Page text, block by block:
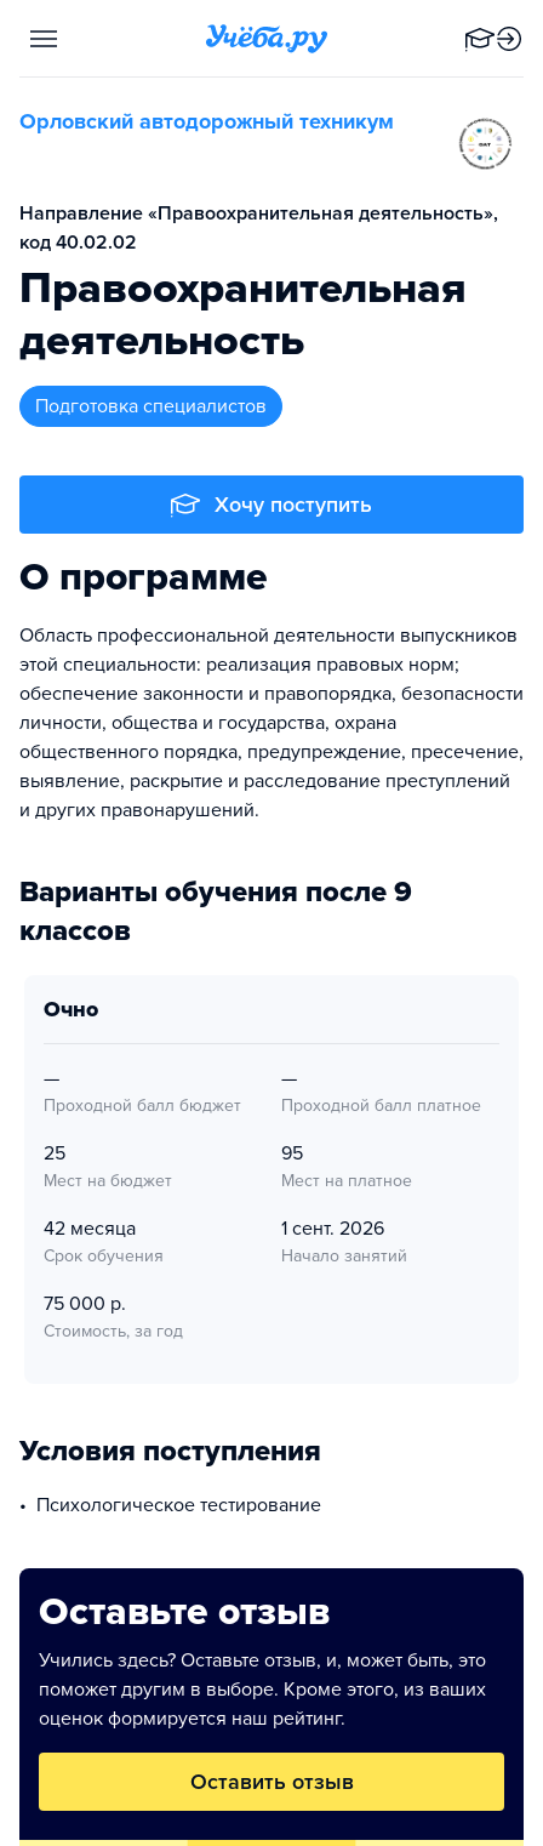
Орловский автодорожный техникум
Направление «Правоохранительная деятельность»,
код 40.02.02
Правоохранительная
деятельность
подготовка специалистов
Хочу поступить
О программе
Область профессиональной деятельности выпускников
этой специальности: реализация правовых норм;
обеспечение законности и правопорядка, безопасности
личности, общества и государства, охрана
общественного порядка, предупреждение, пресечение,
выявление, раскрытие и расследование преступлений
и других правонарушений.
Варианты обучения после 9
классов
очно
—
Проходной балл бюджет
—
Проходной балл платное
25
Мест на бюджет
95
Мест на платное
42 месяца
Срок обучения
1 сент. 2026
Начало занятий
75 000 р.
Стоимость, за год
Условия поступления
психологическое тестирование
Оставьте отзыв
Учились здесь? Оставьте отзыв, и, может быть, это
поможет другим в выборе. Кроме этого, из ваших
оценок формируется наш рейтинг.
Оставить отзыв